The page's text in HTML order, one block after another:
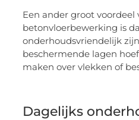
Een ander groot voordeel
betonvloerbewerking is
onderhoudsvriendelijk
beschermende lagen
maken over vlekken of
Dagelijks